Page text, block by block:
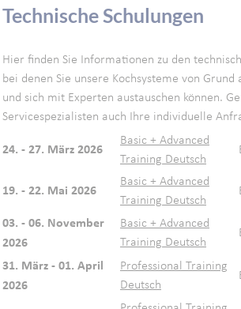
Technische Schulungen
Hier finden Sie Informationen zu den
bei denen Sie unsere Kochsysteme von Grund
und sich mit Experten austauschen können.
Servicespezialisten auch Ihre individuelle
24. - 27. März 2026
Basic + Advanced
Training Deutsch
19. - 22. Mai 2026
Basic + Advanced
Training Deutsch
03. - 06. November
2026
Basic + Advanced
Training Deutsch
31. März - 01. April
2026
Professional Training
Deutsch